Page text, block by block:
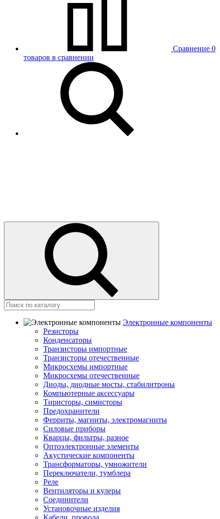
Сравнение 0
товаров в сравнении
Электронные компоненты
Резисторы
Конденсаторы
Транзисторы импортные
Транзисторы отечественные
Микросхемы импортные
Микросхемы отечественные
Диоды, диодные мосты, стабилитроны
Компьютерные аксессуары
Тиристоры, симисторы
Предохранители
Ферриты, магниты, электромагниты
Силовые приборы
Кварцы, фильтры, разное
Оптоэлектронные элементы
Акустические компоненты
Трансформаторы, умножители
Переключатели, тумблера
Реле
Вентиляторы и кулеры
Соединители
Установочные изделия
Кабели, провода